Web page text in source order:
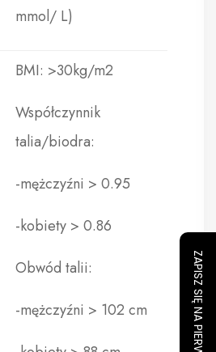
mmol/ L)
BMI: >30kg/m2
Współczynnik
talia/biodra:
-mężczyźni > 0.95
-kobiety > 0.86
Obwód talii:
-mężczyźni > 102 cm